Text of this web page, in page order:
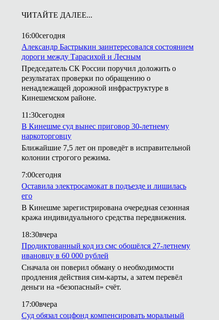
ЧИТАЙТЕ ДАЛЕЕ...
16:00сегодня
Александр Бастрыкин заинтересовался состоянием
дороги между Тарасихой и Лесным
Председатель СК России поручил доложить о
результатах проверки по обращению о
ненадлежащей дорожной инфраструктуре в
Кинешемском районе.
11:30сегодня
В Кинешме суд вынес приговор 30-летнему
наркоторговцу
Ближайшие 7,5 лет он проведёт в исправительной
колонии строгого режима.
7:00сегодня
Оставила электросамокат в подъезде и лишилась
его
В Кинешме зарегистрирована очередная сезонная
кража индивидуального средства передвижения.
18:30вчера
Продиктованный код из смс обошёлся 27-летнему
ивановцу в 60 000 рублей
Сначала он поверил обману о необходимости
продления действия сим-карты, а затем перевёл
деньги на «безопасный» счёт.
17:00вчера
Суд обязал соцфонд компенсировать моральный